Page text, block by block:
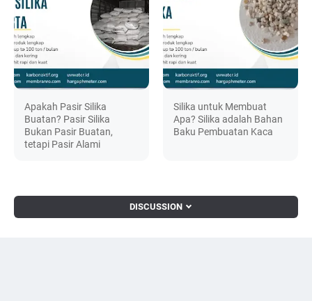
Apakah Pasir Silika
Buatan? Pasir Silika
Bukan Pasir Buatan,
tetapi Pasir Alami
Silika untuk Membuat
Apa? Silika adalah Bahan
Baku Pembuatan Kaca
DISCUSSION